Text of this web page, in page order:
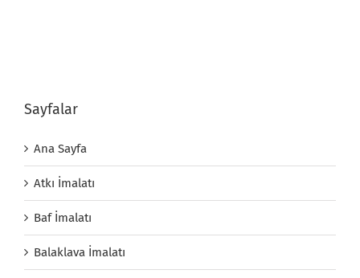
Sayfalar
Ana Sayfa
Atkı İmalatı
Baf İmalatı
Balaklava İmalatı